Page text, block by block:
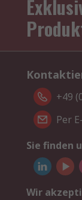
+49
Per
Sie finden
Wir